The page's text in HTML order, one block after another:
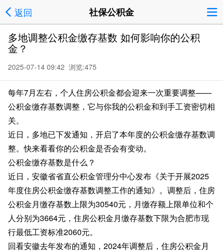
返回 社保公积金
多地调整公积金缴存基数 如何影响你的公积
金？
2025-07-14 09:42 浏览:475
每年7月左右，个人住房公积金都会迎来一次重要调整——
公积金缴存基数调整，它与你我的公积金和到手工资密切相
关。
近日，多地已下发通知，开启了本年度的公积金缴存基数调
整。快来看看你的公积金是否会有变动。
公积金缴存基数是什么？
近日，安徽省省直公积金管理分中心发布《关于开展2025
年度住房公积金缴存基数调整工作的通知》。调整后，住房
公积金月缴存基数上限为30540元，月缴存额上限单位和个
人分别为3664元，住房公积金月缴存基数下限为合肥市现
行最低工资标准2060元。
回看安徽去年发布的通知，2024年调整后，住房公积金月